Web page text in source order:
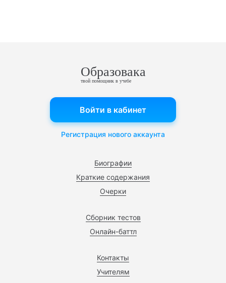
Образовака
твой помощник в учебе
Биографии
Краткие содержания
Очерки
Сборник тестов
Онлайн-баттл
Контакты
Учителям
Войти в кабинет
Регистрация нового аккаунта